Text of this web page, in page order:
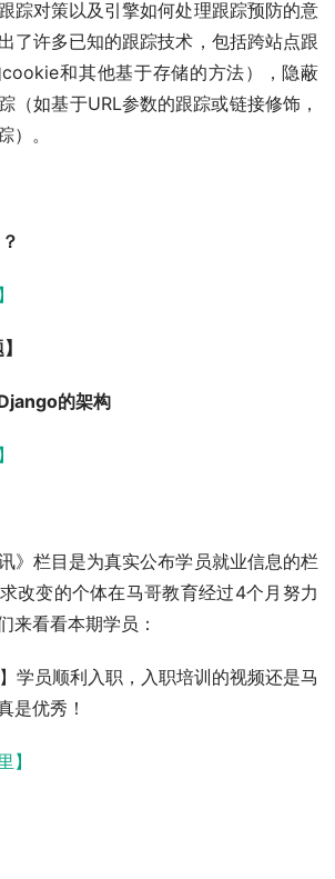
踪对策以及引擎如何处理跟踪预防的意
了许多已知的跟踪技术，包括跨站点跟
和其他基于存储的方法），隐蔽
（如基于URL参数的跟踪或链接修饰，
）。
的架构
》栏目是为真实公布学员就业信息的栏
改变的个体在马哥教育经过4个月努力
来看看本期学员：
学员顺利入职，入职培训的视频还是马
是优秀！
】